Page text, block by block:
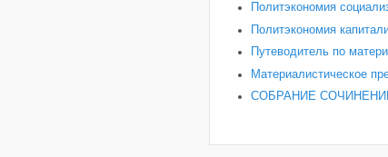
Политэкономия
Политэкономия
Путеводитель по
Материалистическое
СОБРАНИЕ СОЧИНЕНИЙ